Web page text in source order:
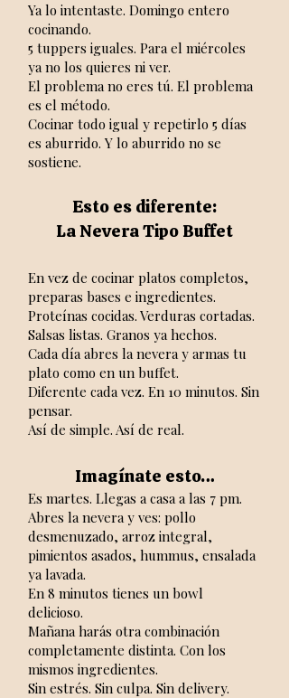
Ya lo intentaste. Domingo entero
cocinando.
5 tuppers iguales. Para el miércoles
ya no los quieres ni ver.
El problema no eres tú. El problema
es el método.
Cocinar todo igual y repetirlo 5 días
es aburrido. Y lo aburrido no se
sostiene.
Esto es diferente:
La Nevera Tipo Buffet
En vez de cocinar platos completos,
preparas bases e ingredientes.
Proteínas cocidas. Verduras cortadas.
Salsas listas. Granos ya hechos.
Cada día abres la nevera y armas tu
plato como en un buffet.
Diferente cada vez. En 10 minutos. Sin
pensar.
Así de simple. Así de real.
Imagínate esto…
Es martes. Llegas a casa a las 7 pm.
Abres la nevera y ves: pollo
desmenuzado, arroz integral,
pimientos asados, hummus, ensalada
ya lavada.
En 8 minutos tienes un bowl
delicioso.
Mañana harás otra combinación
completamente distinta. Con los
mismos ingredientes.
Sin estrés. Sin culpa. Sin delivery.